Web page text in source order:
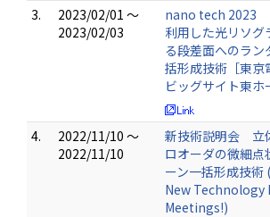
3.
2023/02/01 ～
2023/02/03
nano tech 2023
利用した光リソグ
る段差面へのラン
括形成技術［東京
ビッグサイト東ホ
4.
2022/11/10 ～
2022/11/10
新技術説明会 立
ロオーダの微細点
ーン一括形成技
New
Meetings!)